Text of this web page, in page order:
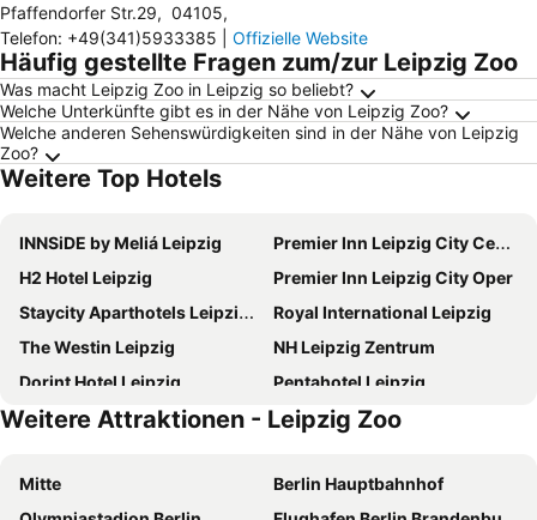
Pfaffendorfer Str.29, 04105,
Telefon: +49(341)5933385 Offizielle Website
Häufig gestellte Fragen zum/zur Leipzig Zoo
Was macht Leipzig Zoo in Leipzig so beliebt?
Welche Unterkünfte gibt es in der Nähe von Leipzig Zoo?
Welche anderen Sehenswürdigkeiten sind in der Nähe von Leipzig
Zoo?
Weitere Top Hotels
INNSiDE by Meliá Leipzig
Premier Inn Leipzig City Centre
H2 Hotel Leipzig
Premier Inn Leipzig City Oper
Staycity Aparthotels Leipzig City Centre
Royal International Leipzig
The Westin Leipzig
NH Leipzig Zentrum
Dorint Hotel Leipzig
Pentahotel Leipzig
MEININGER Hotel Leipzig Hauptbahnhof
Travel24 Hotel
Steigenberger Icon Grandhotel Handelshof
Radisson Hotel Leipzig
Weitere Attraktionen - Leipzig Zoo
Mitte
Berlin Hauptbahnhof